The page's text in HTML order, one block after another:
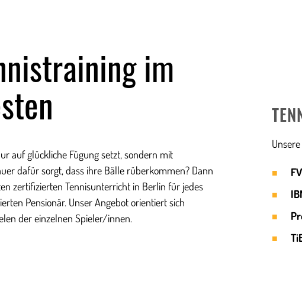
im
auf glückliche Fügung setzt, sondern mit
dafür sorgt, dass ihre Bälle rüberkommen? Dann
zertifizierten Tennisunterricht in Berlin für jedes
Pensionär. Unser Angebot orientiert sich
der einzelnen Spieler/innen.